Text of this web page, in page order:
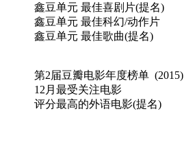
鑫豆单元 最佳喜剧片(提名)
鑫豆单元 最佳科幻/动作片
鑫豆单元 最佳歌曲(提名)
第2届豆瓣电影年度榜单 (2015)
12月最受关注电影
评分最高的外语电影(提名)